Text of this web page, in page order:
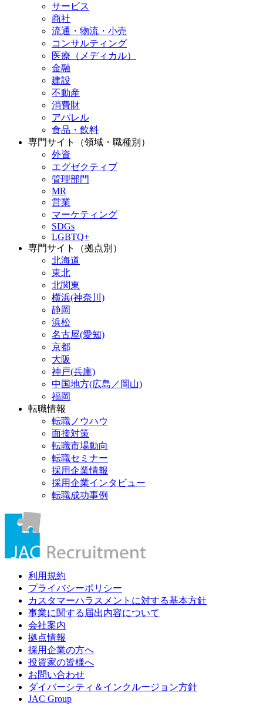
サービス
商社
流通・物流・小売
コンサルティング
医療（メディカル）
金融
建設
不動産
消費財
アパレル
食品・飲料
専門サイト（領域・職種別）
外資
エグゼクティブ
管理部門
MR
営業
マーケティング
SDGs
LGBTQ+
専門サイト（拠点別）
北海道
東北
北関東
横浜(神奈川)
静岡
浜松
名古屋(愛知)
京都
大阪
神戸(兵庫)
中国地方(広島／岡山)
福岡
転職情報
転職ノウハウ
面接対策
転職市場動向
転職セミナー
採用企業情報
採用企業インタビュー
転職成功事例
利用規約
プライバシーポリシー
カスタマーハラスメントに対する基本方針
事業に関する届出内容について
会社案内
拠点情報
採用企業の方へ
投資家の皆様へ
お問い合わせ
ダイバーシティ＆インクルージョン方針
JAC Group